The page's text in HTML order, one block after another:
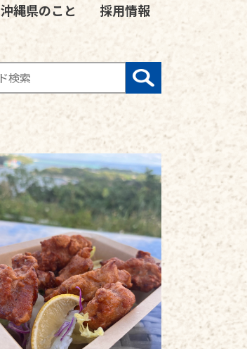
沖縄県のこと 採用情報